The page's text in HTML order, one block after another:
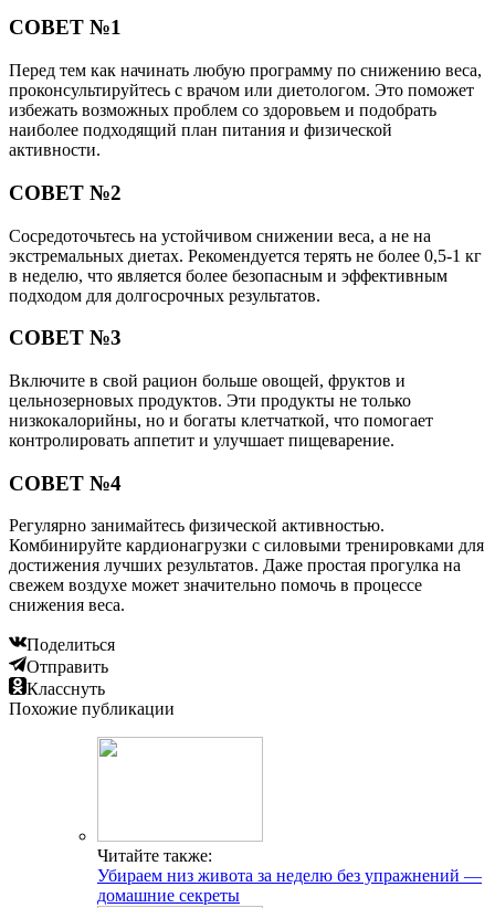
СОВЕТ №1
Перед тем как начинать любую программу по снижению веса,
проконсультируйтесь с врачом или диетологом. Это поможет
избежать возможных проблем со здоровьем и подобрать
наиболее подходящий план питания и физической
активности.
СОВЕТ №2
Сосредоточьтесь на устойчивом снижении веса, а не на
экстремальных диетах. Рекомендуется терять не более 0,5-1 кг
в неделю, что является более безопасным и эффективным
подходом для долгосрочных результатов.
СОВЕТ №3
Включите в свой рацион больше овощей, фруктов и
цельнозерновых продуктов. Эти продукты не только
низкокалорийны, но и богаты клетчаткой, что помогает
контролировать аппетит и улучшает пищеварение.
СОВЕТ №4
Регулярно занимайтесь физической активностью.
Комбинируйте кардионагрузки с силовыми тренировками для
достижения лучших результатов. Даже простая прогулка на
свежем воздухе может значительно помочь в процессе
снижения веса.
Поделиться
Отправить
Класснуть
Похожие публикации
Читайте также:
Убираем низ живота за неделю без упражнений —
домашние секреты